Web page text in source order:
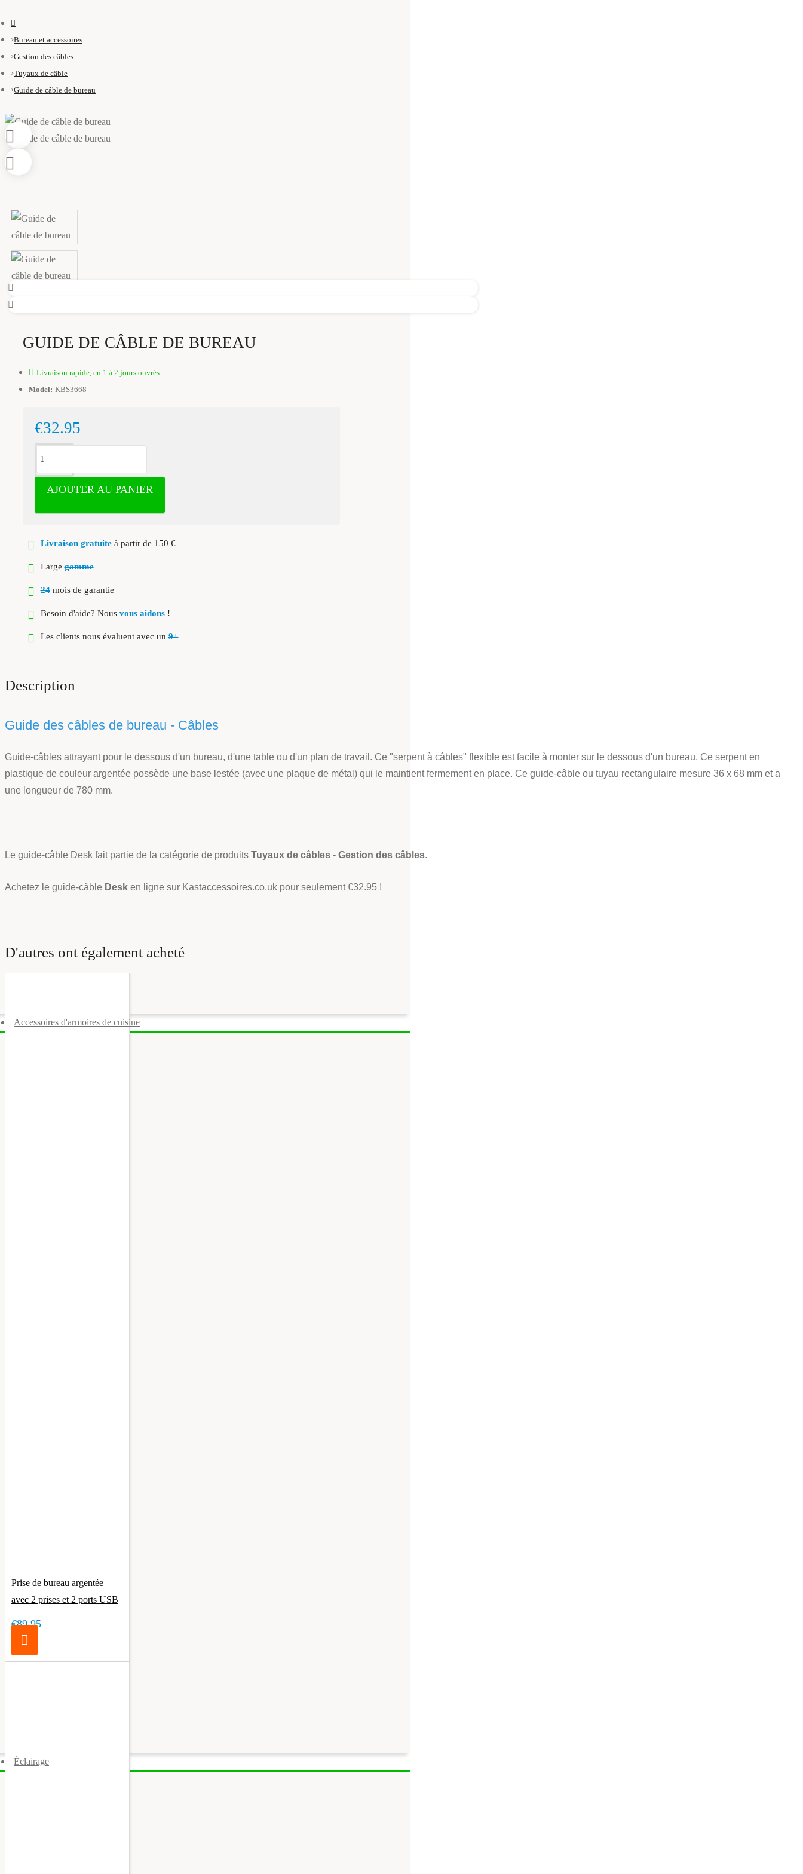
Accessoires d'armoires de cuisine
Éclairage
Bureau et accessoires
Gestion des câbles
Tuyaux de câble
Guide de câble de bureau
GUIDE DE CÂBLE DE BUREAU
Livraison rapide, en 1 à 2 jours ouvrés
Model: KBS3668
€32.95
AJOUTER AU PANIER
Livraison gratuiteà partir de 150 €
Largegamme
24mois de garantie
Besoin d'aide? Nousvous aidons!
Les clients nous évaluent avec un9+
Description
Guide des câbles de bureau - Câbles
Guide-câbles attrayant pour le dessous d'un bureau, d'une table ou d'un plan de travail. Ce "serpent à câbles" flexible est facile à monter sur le dessous d'un bureau. Ce serpent en
plastique de couleur argentée possède une base lestée (avec une plaque de métal) qui le maintient fermement en place. Ce guide-câble ou tuyau rectangulaire mesure 36 x 68 mm et a
une longueur de 780 mm.
Le guide-câble Desk fait partie de la catégorie de produits Tuyaux de câbles - Gestion des câbles.
Achetez le guide-câble Desk en ligne sur Kastaccessoires.co.uk pour seulement €32.95 !
D'autres ont également acheté
Prise de bureau argentée
avec 2 prises et 2 ports USB
€89.95